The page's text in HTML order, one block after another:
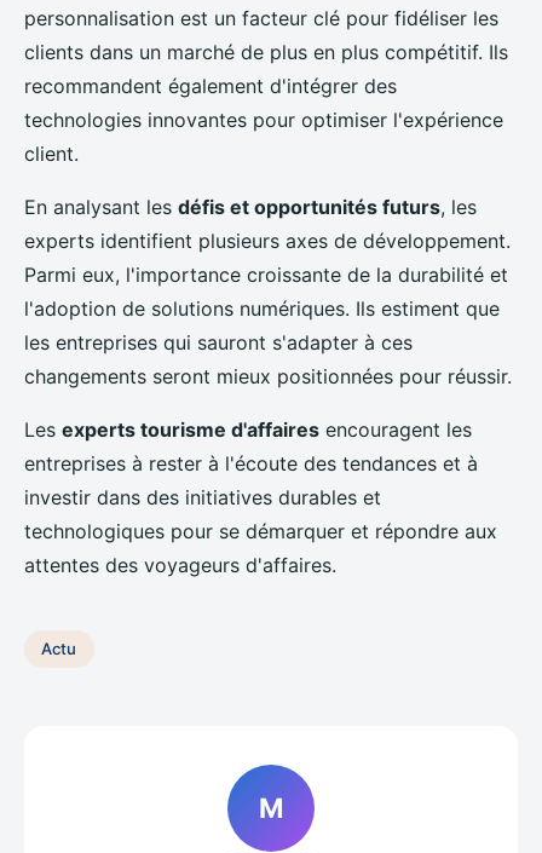
personnalisation est un facteur clé pour fidéliser les
clients dans un marché de plus en plus compétitif. Ils
recommandent également d'intégrer des
technologies innovantes pour optimiser l'expérience
client.
En analysant les défis et opportunités futurs, les
experts identifient plusieurs axes de développement.
Parmi eux, l'importance croissante de la durabilité et
l'adoption de solutions numériques. Ils estiment que
les entreprises qui sauront s'adapter à ces
changements seront mieux positionnées pour réussir.
Les experts tourisme d'affaires encouragent les
entreprises à rester à l'écoute des tendances et à
investir dans des initiatives durables et
technologiques pour se démarquer et répondre aux
attentes des voyageurs d'affaires.
Actu
M